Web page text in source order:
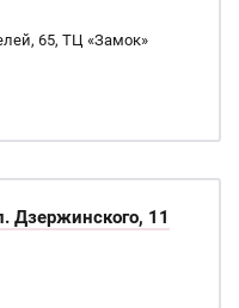
65, ТЦ «Замок»
Дзержинского, 11